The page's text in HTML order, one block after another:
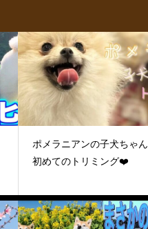
ポメラニアンの子犬ちゃん
初めてのトリミング❤️